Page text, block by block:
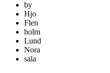
by
Hjo
Flen
holm
Lund
Nora
sala